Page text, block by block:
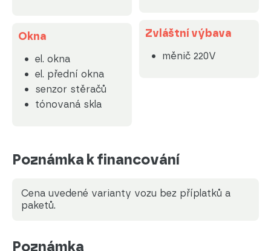
Okna
el. okna
el. přední okna
senzor stěračů
tónovaná skla
Zvláštní výbava
měnič 220V
Poznámka k financování
Cena uvedené varianty vozu bez příplatků a
paketů.
Poznámka